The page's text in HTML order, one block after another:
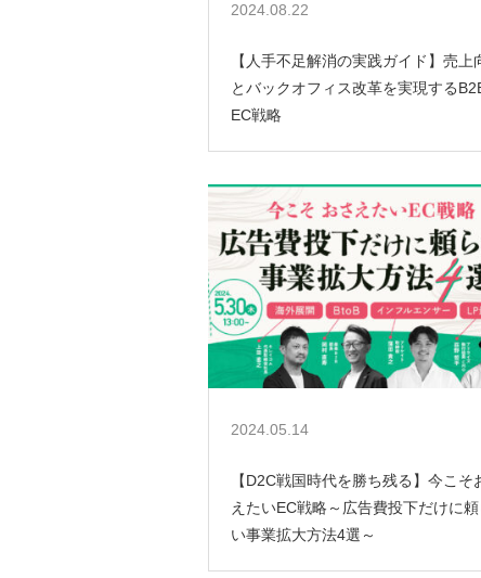
2024.08.22
【人手不足解消の実践ガイド】売上
とバックオフィス改革を実現する
EC戦略
2024.05.14
【D2C戦国時代を勝ち残る】今こそ
えたいEC戦略～広告費投下だけに
い事業拡大方法4選～